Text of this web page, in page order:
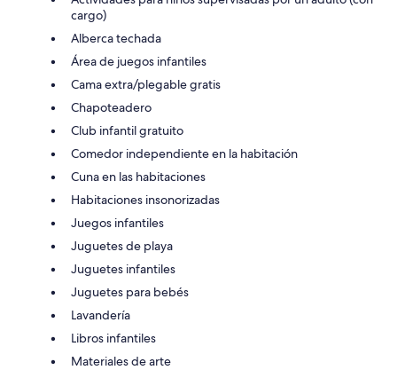
cargo)
Alberca techada
Área de juegos infantiles
Cama extra/plegable gratis
Chapoteadero
Club infantil gratuito
Comedor independiente en la habitación
Cuna en las habitaciones
Habitaciones insonorizadas
Juegos infantiles
Juguetes de playa
Juguetes infantiles
Juguetes para bebés
Lavandería
Libros infantiles
Materiales de arte